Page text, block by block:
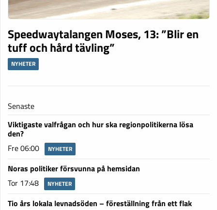
Speedwaytalangen Moses, 13: ”Blir en
tuff och hård tävling”
NYHETER
Senaste
Viktigaste valfrågan och hur ska regionpolitikerna lösa
den?
Fre 06:00
NYHETER
Noras politiker försvunna på hemsidan
Tor 17:48
NYHETER
Tio års lokala levnadsöden – föreställning från ett flak